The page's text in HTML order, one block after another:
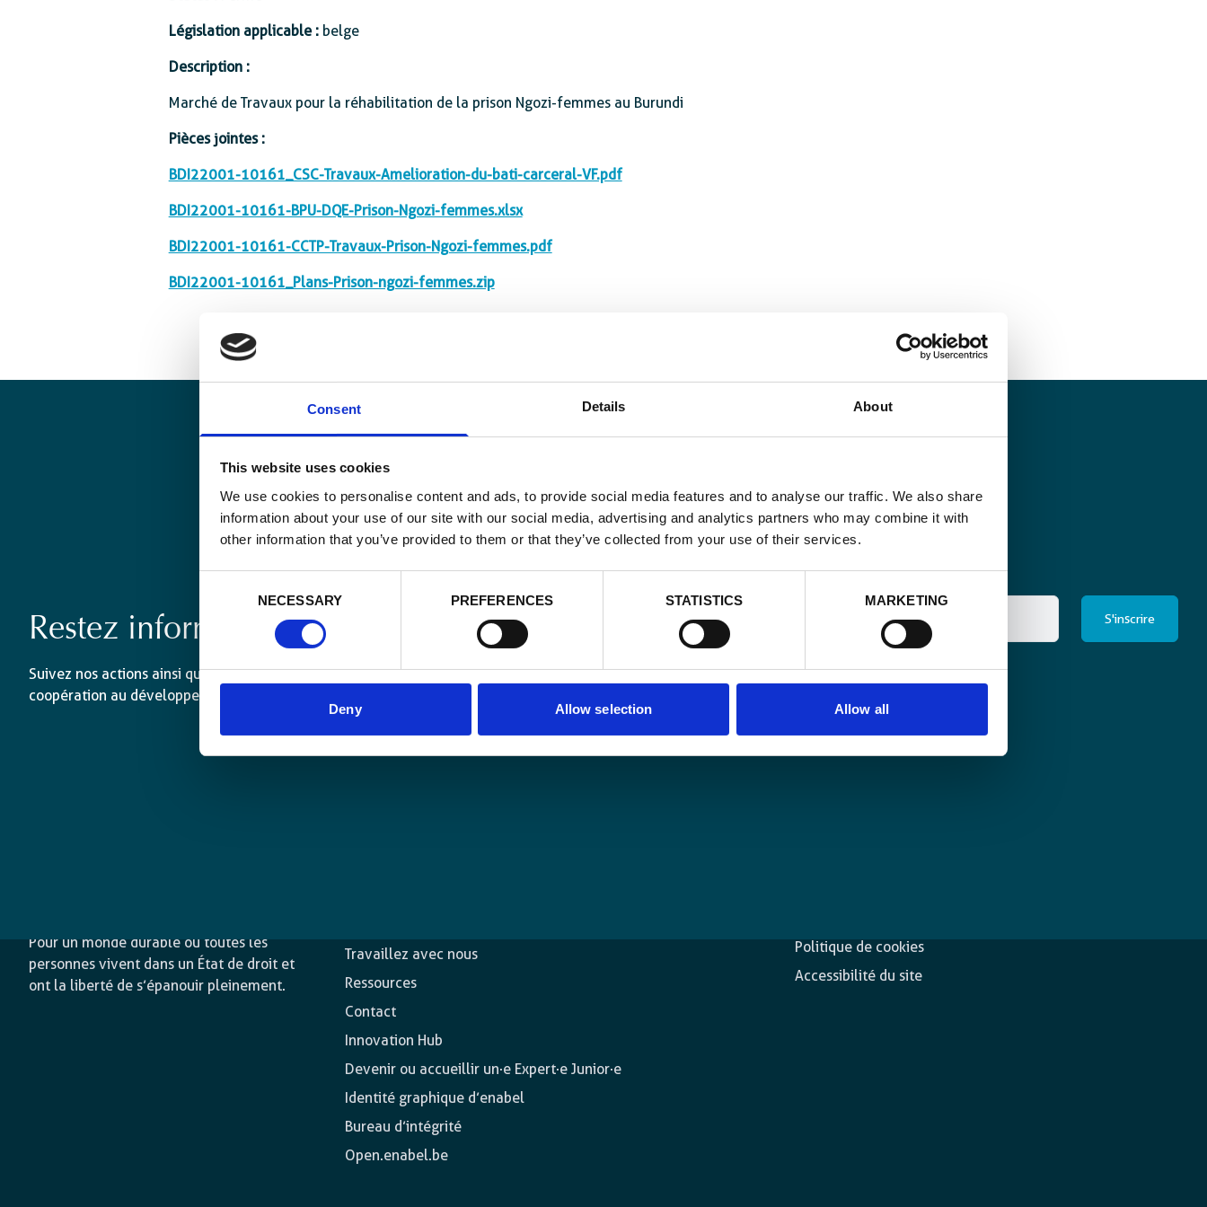
Consent Details About
This website uses cookies
We use cookies to personalise content and ads, to provide social media features and to analyse our traffic. We also share
information about your use of our site with our social media, advertising and analytics partners who may combine it with
other information that you’ve provided to them or that they’ve collected from your use of their services.
NECESSARY PREFERENCES STATISTICS MARKETING
Deny Allow selection Allow all
Législation applicable : belge
Description :
Marché de Travaux pour la réhabilitation de la prison Ngozi-femmes au Burundi
Pièces jointes :
BDI22001-10161_CSC-Travaux-Amelioration-du-bati-carceral-VF.pdf
BDI22001-10161-BPU-DQE-Prison-Ngozi-femmes.xlsx
BDI22001-10161-CCTP-Travaux-Prison-Ngozi-femmes.pdf
BDI22001-10161_Plans-Prison-ngozi-femmes.zip
Restez informé·es
Suivez nos actions ainsi que les dernières tendances en matière de
coopération au développement.
Email
*
Consent
Oui, je m'inscris à la newsletter*
Pour un monde durable où toutes les
personnes vivent dans un État de droit et
ont la liberté de s’épanouir pleinement.
Travaillez avec nous
Ressources
Contact
Innovation Hub
Devenir ou accueillir un·e Expert·e Junior·e
Identité graphique d’enabel
Bureau d’intégrité
Open.enabel.be
Politique de cookies
Accessibilité du site